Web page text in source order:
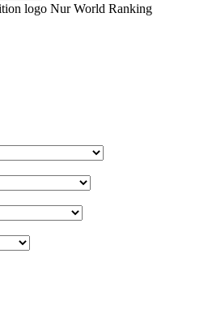
Nur World Ranking